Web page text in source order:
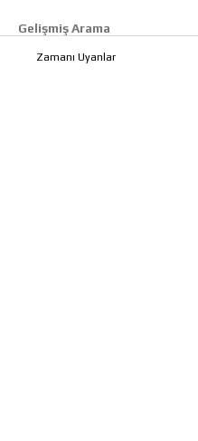
Gelişmiş Arama
Zamanı Uyanlar